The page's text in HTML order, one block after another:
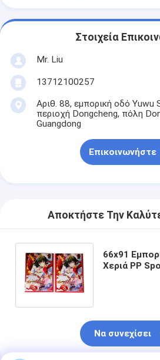
Στοιχεία
Mr. Liu
13712100257
Αριθ. 88, εμπορική οδό Yuwu
περιοχή Dongcheng, πόλη
Guangdong
Επικοινωνήστε
Αποκτήστε Την
66x91
Χεριά PP
Να συνεχίσει